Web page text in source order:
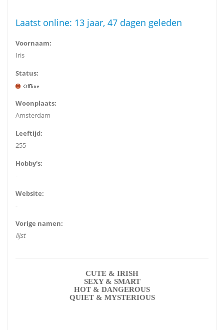
Laatst online: 13 jaar, 47 dagen geleden
Voornaam:
Iris
Status:
Woonplaats:
Amsterdam
Leeftijd:
255
Hobby's:
-
Website:
-
Vorige namen:
lijst
CUTE & IRISH
SEXY & SMART
HOT & DANGEROUS
QUIET & MYSTERIOUS